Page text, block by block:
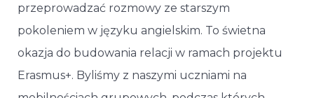
przeprowadzać rozmowy ze starszym
pokoleniem w języku angielskim. To świetna
okazja do budowania relacji w ramach projektu
Erasmus+. Byliśmy z naszymi uczniami na